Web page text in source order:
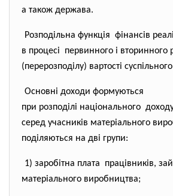
а також держава.
Розподільна функція фінансів
в процесі первинного і вторинного
(перерозподілу) вартості
Основні доходи формуються
при розподілі національного
серед учасників матеріального
поділяються на дві групи:
1) заробітна плата працівників,
матеріального виробництва;